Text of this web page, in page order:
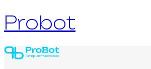
Probot